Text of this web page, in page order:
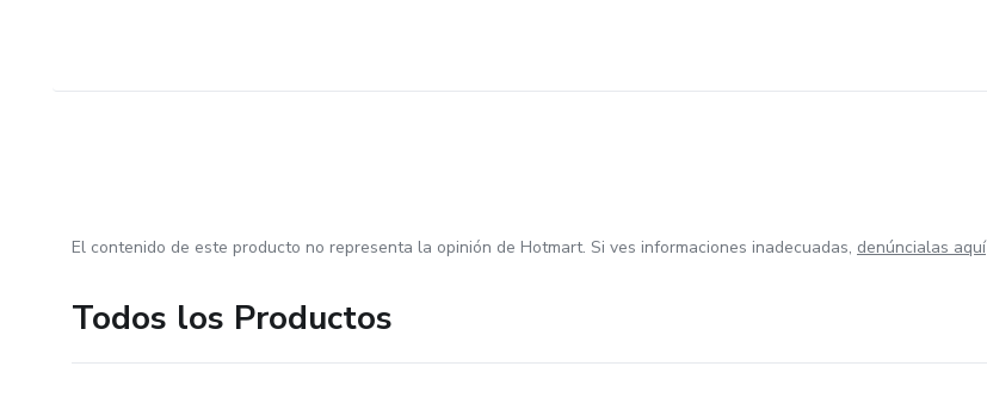
El contenido de este producto no representa la opinión de Hotmart. Si ves informaciones inadecuadas, denúncialas aquí
Todos los Productos